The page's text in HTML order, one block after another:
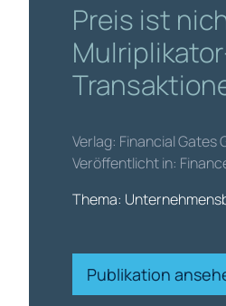
Preis ist
Verlag: Financial Gates
Veröffentlicht in:
Thema:
Publikation